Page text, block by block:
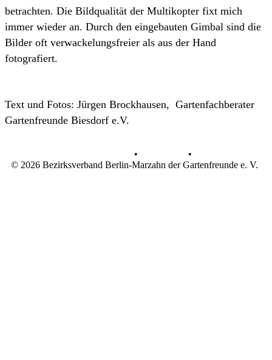
betrachten. Die Bildqualität der Multikopter fixt mich
immer wieder an. Durch den eingebauten Gimbal sind die
Bilder oft verwackelungsfreier als aus der Hand
fotografiert.
Text und Fotos: Jürgen Brockhausen, Gartenfachberater
Gartenfreunde Biesdorf e.V.
•
•
© 2026 Bezirksverband Berlin-Marzahn der Gartenfreunde e. V.